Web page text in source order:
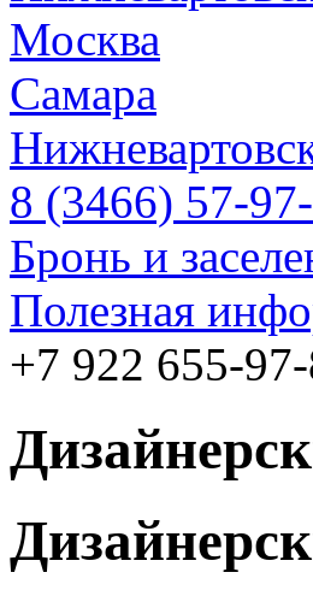
Москва
Самара
8 (3466) 57-
Бронь и
Полезная
+7 922 655-